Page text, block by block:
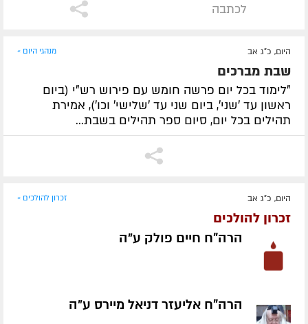
לכתבה
היום, כ"ג אב מנהגי היום »
שבת מברכים
"לימוד בכל יום פרשה חומש עם פירוש רש"י (ביום
ראשון עד 'שני', ביום שני עד 'שלישי' וכו'), אמירת
תהילים בכל יום, סיום ספר תהילים בשבת...
היום, כ"ג אב זכרון להולכים »
זכרון להולכים
הרה"ח חיים פולק ע״ה
הרה"ח אליעזר דניאל מיירס ע״ה